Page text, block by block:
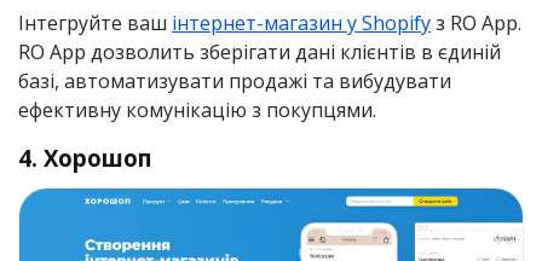
Інтегруйте ваш інтернет-магазин у Shopifyз RO App.
RO App дозволить зберігати дані клієнтів в єдиній
базі, автоматизувати продажі та вибудувати
ефективну комунікацію з покупцями.
4. Хорошоп